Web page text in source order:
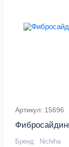
Артикул: 15696
Бренд: Nichiha